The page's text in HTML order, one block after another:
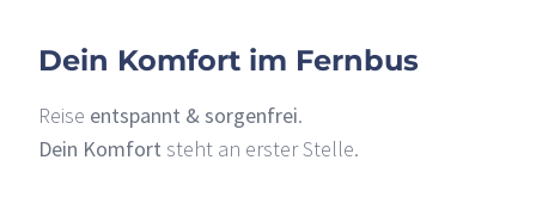
Dein Komfort im Fernbus
Reise entspannt & sorgenfrei.
Dein Komfort steht an erster Stelle.